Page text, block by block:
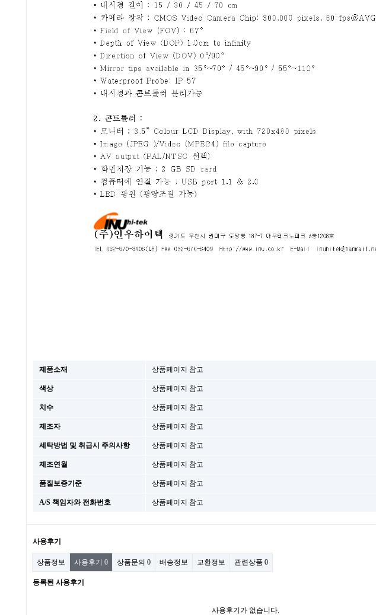
제품소재 상품페이지 참고
색상 상품페이지 참고
치수 상품페이지 참고
제조자 상품페이지 참고
세탁방법 및 취급시 주의사항 상품페이지 참고
제조연월 상품페이지 참고
품질보증기준 상품페이지 참고
A/S 책임자와 전화번호 상품페이지 참고
사용후기
상품정보 사용후기 0 상품문의 0 배송정보 교환정보 관련상품 0
등록된 사용후기
사용후기가 없습니다.